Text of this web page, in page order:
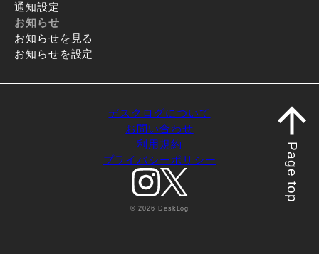
通知設定
お知らせ
お知らせを見る
お知らせを設定
デスクログについて
お問い合わせ
利用規約
プライバシーポリシー
© 2026 DeskLog
Page top